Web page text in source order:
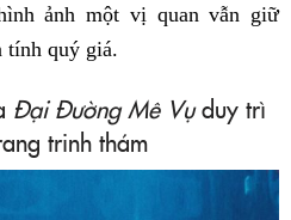
ảnh một vị quan vẫn giữ
tính quý giá.
Đại Đường Mê Vụduy trì
trinh thám